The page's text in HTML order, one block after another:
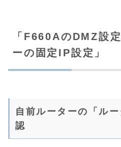
「F660AのDMZ設
ーの固定IP設定」
自前ルーターの「ル
認